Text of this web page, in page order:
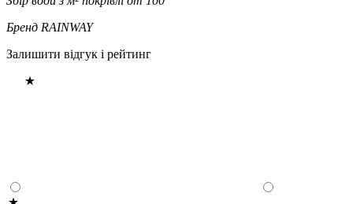
Бренд RAINWAY
Залишити відгук і рейтинг